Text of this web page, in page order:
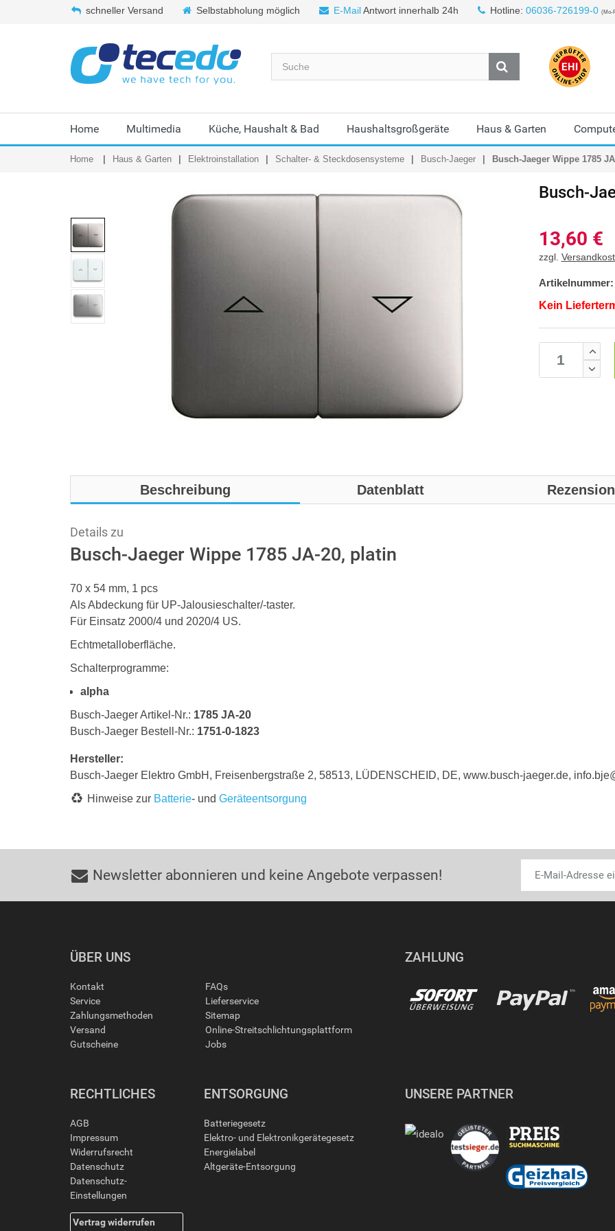
schneller Versand Selbstabholung möglich E-MailAntwort innerhalb 24h Hotline: 06036-726199-0 (Mo-
Home Multimedia Küche, Haushalt & Bad Haushaltsgroßgeräte Haus & Garten
Home Haus & Garten Elektroinstallation Schalter- & Steckdosensysteme Busch-Jaeger Busch-Jaeger Wippe 1785
Busch-
13,60 €
zzgl.
Artikelnummer:
Kein
Beschreibung Datenblatt
Details zu
Busch-Jaeger Wippe 1785 JA-20, platin
70 x 54 mm, 1 pcs
Als Abdeckung für UP-Jalousieschalter/-taster.
Für Einsatz 2000/4 und 2020/4 US.
Echtmetalloberfläche.
Schalterprogramme:
alpha
Busch-Jaeger Artikel-Nr.: 1785 JA-20
Busch-Jaeger Bestell-Nr.: 1751-0-1823
Hersteller:
Busch-Jaeger Elektro GmbH, Freisenbergstraße 2, 58513, LÜDENSCHEID, DE, www.busch-jaeger.de,
Hinweise zur Batterie- und Geräteentsorgung
Newsletter abonnieren und keine Angebote verpassen!
ÜBER UNS
Kontakt
Service
Zahlungsmethoden
Versand
Gutscheine
FAQs
Lieferservice
Sitemap
Online-Streitschlichtungsplattform
Jobs
ZAHLUNG
RECHTLICHES
AGB
Impressum
Widerrufsrecht
Datenschutz
Datenschutz-
Einstellungen
Vertrag widerrufen
ENTSORGUNG
Batteriegesetz
Elektro- und Elektronikgerätegesetz
Energielabel
Altgeräte-Entsorgung
UNSERE PARTNER